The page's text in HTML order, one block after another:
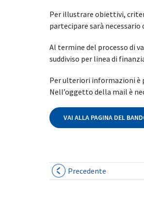
Per illustrare obiettivi,
partecipare sarà
Al termine del processo di
suddiviso per linea di
Per ulteriori informazioni è
Nell’oggetto della mail è
VAI ALLA PAGINA DEL
Precedente